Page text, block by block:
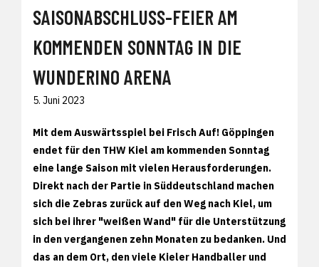
SAISONABSCHLUSS-FEIER AM
KOMMENDEN SONNTAG IN DIE
WUNDERINO ARENA
5. Juni 2023
Mit dem Auswärtsspiel bei Frisch Auf! Göppingen
endet für den THW Kiel am kommenden Sonntag
eine lange Saison mit vielen Herausforderungen.
Direkt nach der Partie in Süddeutschland machen
sich die Zebras zurück auf den Weg nach Kiel, um
sich bei ihrer "weißen Wand" für die Unterstützung
in den vergangenen zehn Monaten zu bedanken. Und
das an dem Ort, den viele Kieler Handballer und